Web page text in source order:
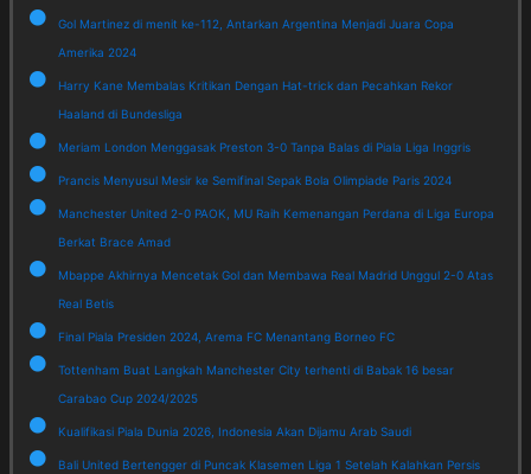
Gol Martinez di menit ke-112, Antarkan Argentina Menjadi Juara Copa
Amerika 2024
Harry Kane Membalas Kritikan Dengan Hat-trick dan Pecahkan Rekor
Haaland di Bundesliga
Meriam London Menggasak Preston 3-0 Tanpa Balas di Piala Liga Inggris
Prancis Menyusul Mesir ke Semifinal Sepak Bola Olimpiade Paris 2024
Manchester United 2-0 PAOK, MU Raih Kemenangan Perdana di Liga Europa
Berkat Brace Amad
Mbappe Akhirnya Mencetak Gol dan Membawa Real Madrid Unggul 2-0 Atas
Real Betis
Final Piala Presiden 2024, Arema FC Menantang Borneo FC
Tottenham Buat Langkah Manchester City terhenti di Babak 16 besar
Carabao Cup 2024/2025
Kualifikasi Piala Dunia 2026, Indonesia Akan Dijamu Arab Saudi
Bali United Bertengger di Puncak Klasemen Liga 1 Setelah Kalahkan Persis